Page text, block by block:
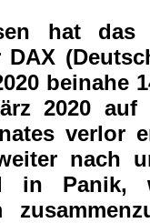
beinahe
2020 auf
verlor
nach
in Panik,
Deutschland.
Kapital!